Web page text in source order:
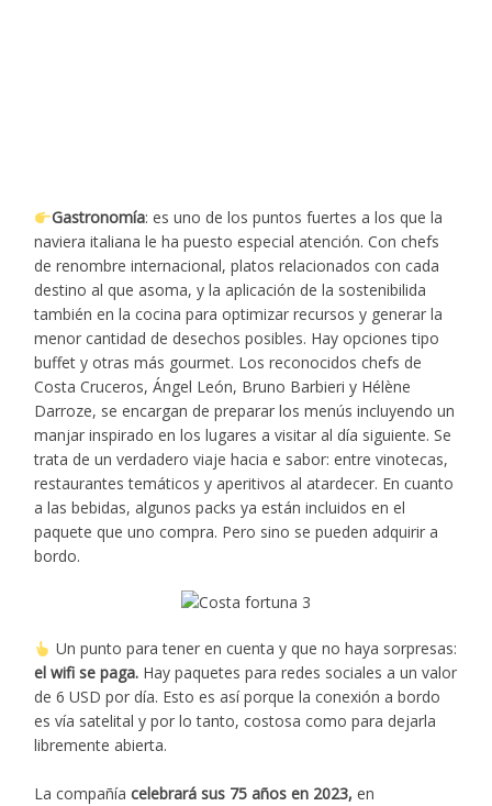
Gastronomía: es uno de los puntos fuertes a los que la
naviera italiana le ha puesto especial atención. Con chefs
de renombre internacional, platos relacionados con cada
destino al que asoma, y la aplicación de la sostenibilida
también en la cocina para optimizar recursos y generar la
menor cantidad de desechos posibles. Hay opciones tipo
buffet y otras más gourmet. Los reconocidos chefs de
Costa Cruceros, Ángel León, Bruno Barbieri y Hélène
Darroze, se encargan de preparar los menús incluyendo un
manjar inspirado en los lugares a visitar al día siguiente. Se
trata de un verdadero viaje hacia e sabor: entre vinotecas,
restaurantes temáticos y aperitivos al atardecer. En cuanto
a las bebidas, algunos packs ya están incluidos en el
paquete que uno compra. Pero sino se pueden adquirir a
bordo.
Un punto para tener en cuenta y que no haya sorpresas:
el wifi se paga. Hay paquetes para redes sociales a un valor
de 6 USD por día. Esto es así porque la conexión a bordo
es vía satelital y por lo tanto, costosa como para dejarla
libremente abierta.
La compañíacelebrará sus 75 años en 2023, en